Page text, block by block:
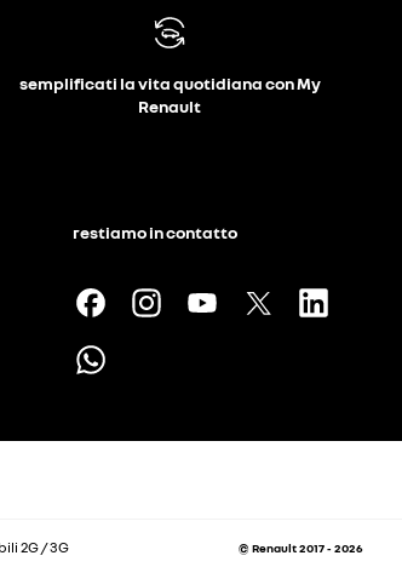
semplificati la vita quotidiana con My
Renault
restiamo in contatto
2G / 3G © Renault 2017 - 2026